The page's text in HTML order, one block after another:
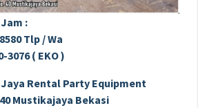
:
Tlp / Wa
3076 ( EKO )
Rental Party Equipment
Mustikajaya Bekasi